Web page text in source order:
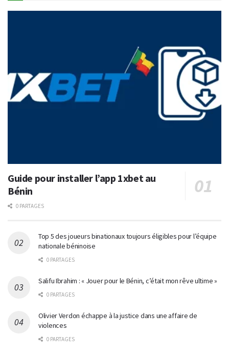
Guide pour installer l’app 1xbet au
Bénin
0 PARTAGES
Top 5 des joueurs binationaux toujours éligibles pour l’équipe
nationale béninoise
0 PARTAGES
Salifu Ibrahim : « Jouer pour le Bénin, c’était mon rêve ultime »
0 PARTAGES
Olivier Verdon échappe à la justice dans une affaire de
violences
0 PARTAGES